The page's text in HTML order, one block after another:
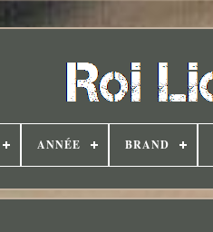
ANNÉE BRAND